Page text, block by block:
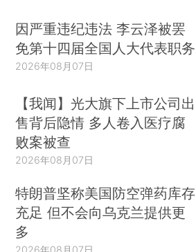
因严重违纪违法 李云泽被罢
免第十四届全国人大代表职务
2026年08月07日
【我闻】光大旗下上市公司出
售背后隐情 多人卷入医疗腐
败案被查
2026年08月07日
特朗普坚称美国防空弹药库存
充足 但不会向乌克兰提供更
多
2026年08月07日